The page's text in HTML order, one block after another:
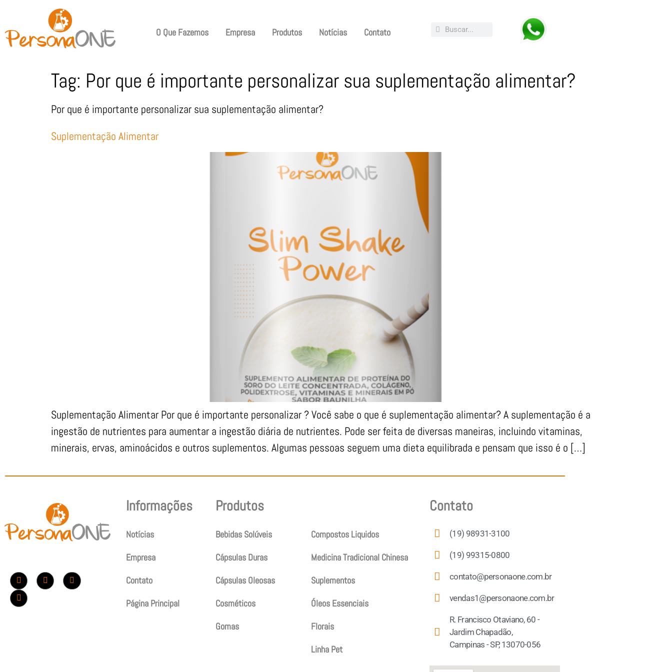
O Que Fazemos Empresa Produtos Notícias Contato
Tag: Por que é importante personalizar sua suplementação alimentar?
Por que é importante personalizar sua suplementação alimentar?
Suplementação Alimentar
Suplementação Alimentar Por que é importante personalizar ? Você sabe o que é suplementação alimentar? A suplementação é a
ingestão de nutrientes para aumentar a ingestão diária de nutrientes. Pode ser feita de diversas maneiras, incluindo vitaminas,
minerais, ervas, aminoácidos e outros suplementos. Algumas pessoas seguem uma dieta equilibrada e pensam que isso é o […]
Informações
Notícias
Empresa
Contato
Página Principal
Produtos
Bebidas Solúveis
Cápsulas Duras
Cápsulas Oleosas
Cosméticos
Gomas
Compostos Liquidos
Medicina Tradicional Chinesa
Suplementos
Óleos Essenciais
Florais
Linha Pet
Contato
(19) 98931-3100
(19) 99315-0800
contato@personaone.com.br
vendas1@personaone.com.br
R. Francisco Otaviano, 60 -
Jardim Chapadão,
Campinas - SP, 13070-056